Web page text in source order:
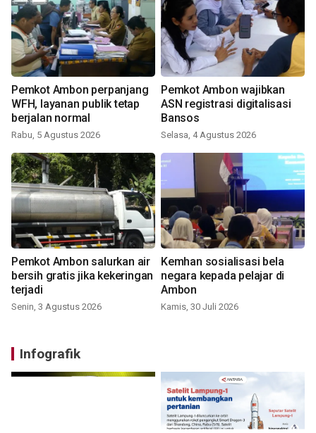
Pemkot Ambon perpanjang
WFH, layanan publik tetap
berjalan normal
Rabu, 5 Agustus 2026
Pemkot Ambon wajibkan
ASN registrasi digitalisasi
Bansos
Selasa, 4 Agustus 2026
Pemkot Ambon salurkan air
bersih gratis jika kekeringan
terjadi
Senin, 3 Agustus 2026
Kemhan sosialisasi bela
negara kepada pelajar di
Ambon
Kamis, 30 Juli 2026
Infografik